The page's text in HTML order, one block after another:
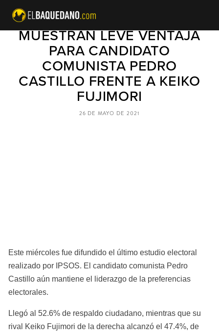
PERÚ: ENCUESTAS
MUESTRAN LEVE VENTAJA
PARA CANDIDATO
COMUNISTA PEDRO
CASTILLO FRENTE A KEIKO
FUJIMORI
Este miércoles fue difundido el último estudio electoral
realizado por IPSOS. El candidato comunista Pedro
Castillo aún mantiene el liderazgo de la preferencias
electorales.
Llegó al 52.6% de respaldo ciudadano, mientras que su
rival Keiko Fujimori de la derecha alcanzó el 47.4%, de
26 DE MAYO DE 2021